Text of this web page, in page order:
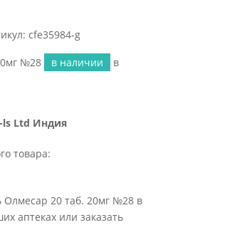
cfe35984-g
№28 в наличии
в
ls Ltd Индия
товара:
Олмесар 20 таб. 20мг №28 в
аптеках или заказать